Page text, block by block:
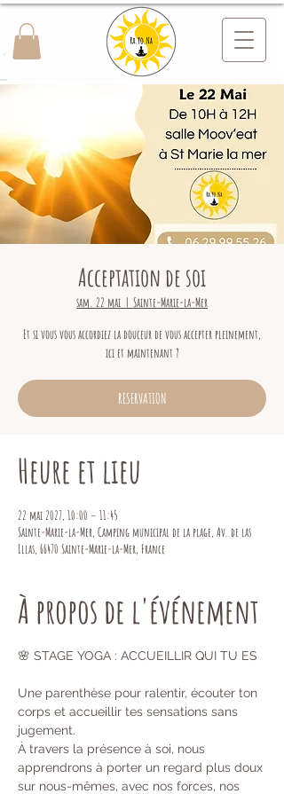
Acceptation de soi
sam. 22 mai
  |
Sainte-Marie-la-Mer
Et si vous vous accordiez la douceur de vous accepter pleinement,
ici et maintenant ?
RESERVATION
Heure et lieu
22 mai 2027, 10:00 – 11:45
Sainte-Marie-la-Mer, Camping municipal de la plage, Av. de las
Illas, 66470 Sainte-Marie-la-Mer, France
À propos de l'événement
🌸 STAGE YOGA : ACCUEILLIR QUI TU ES
Une parenthèse pour ralentir, écouter ton
corps et accueillir tes sensations sans
jugement.
À travers la présence à soi, nous
apprendrons à porter un regard plus doux
sur nous-mêmes, avec nos forces, nos